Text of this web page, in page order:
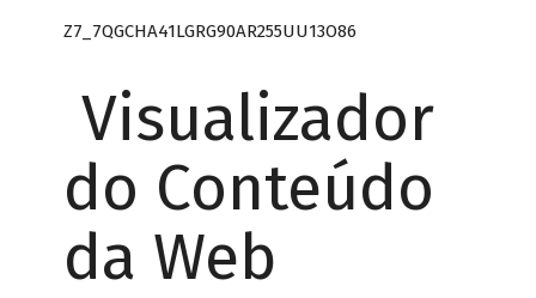
Z7_7QGCHA41LGRG90AR255UU13O86
Visualizador
do Conteúdo
da Web